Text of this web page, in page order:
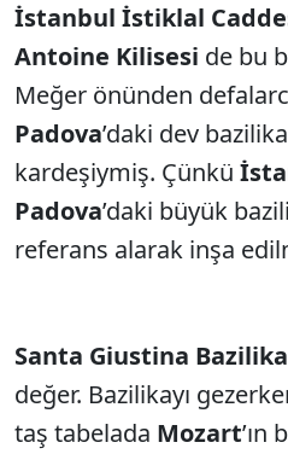
İstanbul İstiklal
Antoine Kilisesi de bu
Meğer önünden
Padova’daki dev
kardeşiymiş. Çünkü
Padova’daki büyük
referans alarak inşa
Santa Giustina
değer. Bazilikayı
taş tabelada Mozart’ın